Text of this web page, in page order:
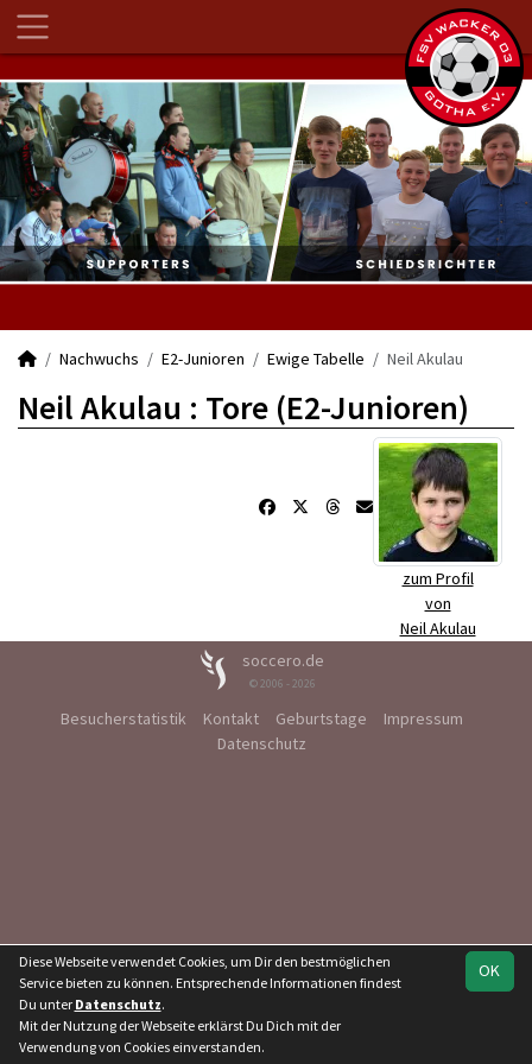
Nachwuchs E2-Junioren Ewige Tabelle Neil Akulau
Neil Akulau : Tore (E2-Junioren)
zum Profil
von
Neil Akulau
soccero.de
© 2006 - 2026
Besucherstatistik Kontakt Geburtstage
Impressum
Datenschutz
OK
Diese Webseite verwendet Cookies, um Dir den bestmöglichen
Service bieten zu können. Entsprechende Informationen findest
Du unter Datenschutz.
Mit der Nutzung der Webseite erklärst Du Dich mit der
Verwendung von Cookies einverstanden.